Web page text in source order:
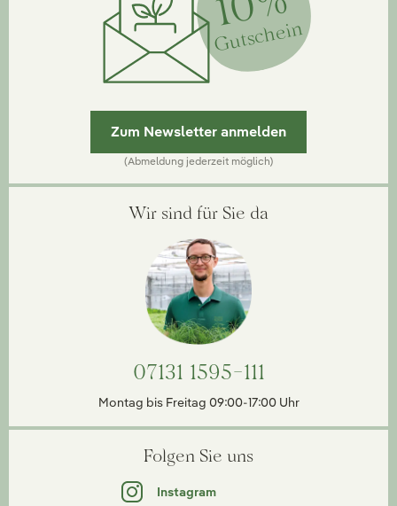
Gutschein
Zum Newsletter anmelden
(Abmeldung jederzeit möglich)
Wir sind für Sie da
07131 1595-111
Montag bis Freitag 09:00-17:00 Uhr
Folgen Sie uns
Instagram